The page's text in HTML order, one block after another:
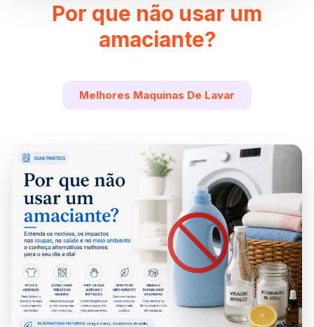
Por que não usar um
amaciante?
Melhores Maquinas De Lavar